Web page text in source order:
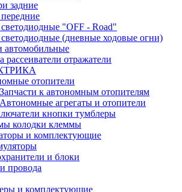
задние
"OFF - Road"
(дневные ходовые огни)
автомобильные
рассеиватели отражатели
отопители
Запчасти к автономным отопителям
Автономные агрегаты и отопители
кнопки тумблеры
колодки клеммы
и комплектующие
и блоки
провода
и комплектующие